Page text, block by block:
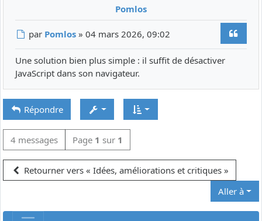
Pomlos
Message
par Pomlos »04 mars 2026, 09:02
Une solution bien plus simple : il suffit de désactiver
JavaScript dans son navigateur.
Répondre
4 messages Page 1 sur 1
Retourner vers « Idées, améliorations et critiques »
Aller à